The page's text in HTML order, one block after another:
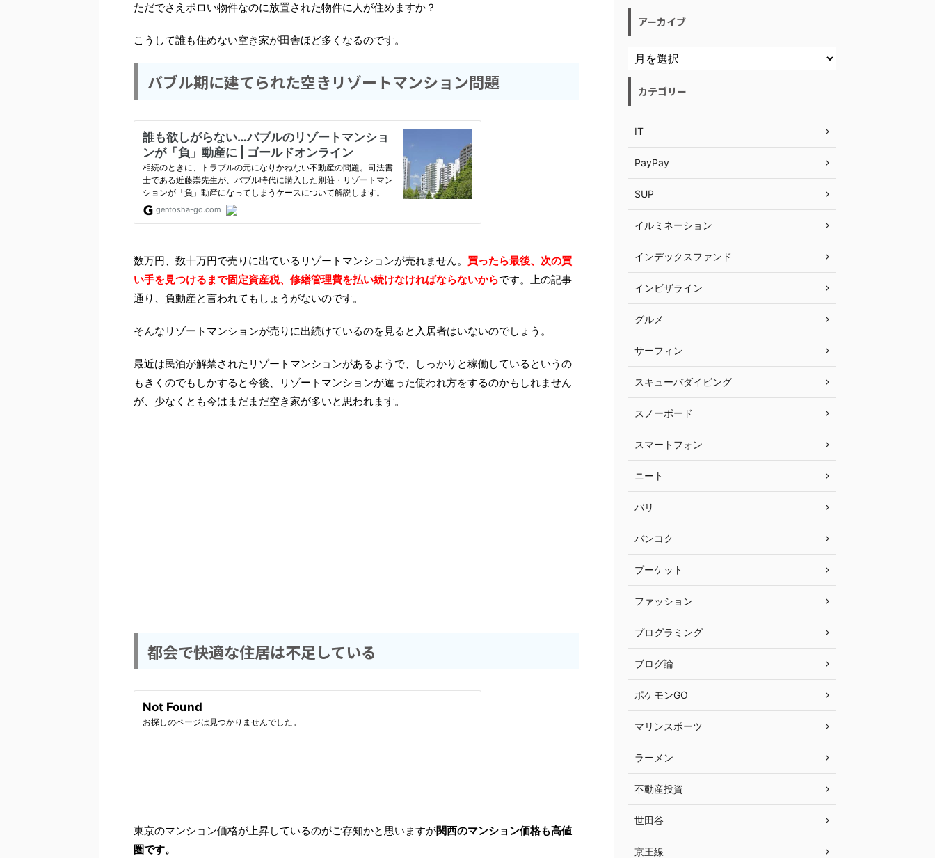
ただでさえボロい物件なのに放置された物件に人が住めますか？
こうして誰も住めない空き家が田舎ほど多くなるのです。
バブル期に建てられた空きリゾートマンション問題
数万円、数十万円で売りに出ているリゾートマンションが売れません。 買ったら最後、次の買
い手を見つけるまで固定資産税、修繕管理費を払い続けなければならないからです。上の記事
通り、負動産と言われてもしょうがないのです。
そんなリゾートマンションが売りに出続けているのを見ると入居者はいないのでしょう。
最近は民泊が解禁されたリゾートマンションがあるようで、しっかりと稼働しているというの
もきくのでもしかすると今後、リゾートマンションが違った使われ方をするのかもしれません
が、少なくとも今はまだまだ空き家が多いと思われます。
都会で快適な住居は不足している
東京のマンション価格が上昇しているのがご存知かと思いますが関西のマンション価格も高値
圏です。
アーカイブ
カテゴリー
IT
PayPay
SUP
イルミネーション
インデックスファンド
インビザライン
グルメ
サーフィン
スキューバダイビング
スノーボード
スマートフォン
ニート
バリ
バンコク
プーケット
ファッション
プログラミング
ブログ論
ポケモンGO
マリンスポーツ
ラーメン
不動産投資
世田谷
京王線